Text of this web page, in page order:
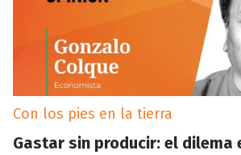
Con los pies en la tierra
Gastar sin producir: el dilema